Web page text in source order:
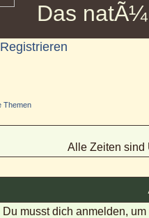
Das
Registrieren
Themen
Alle Zeiten sind
Du musst dich anmelden,